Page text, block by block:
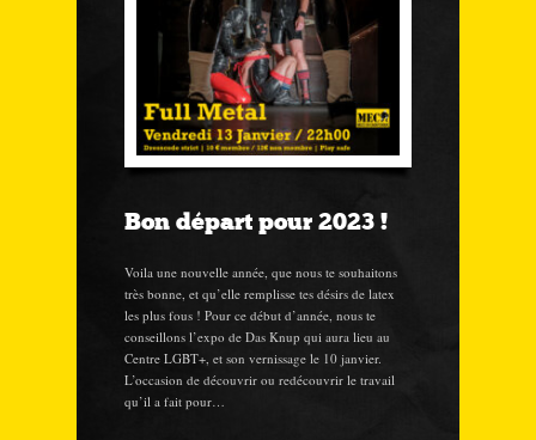
Bon départ pour 2023 !
Voila une nouvelle année, que nous te souhaitons
très bonne, et qu’elle remplisse tes désirs de latex
les plus fous ! Pour ce début d’année, nous te
conseillons l’expo de Das Knup qui aura lieu au
Centre LGBT+, et son vernissage le 10 janvier.
L’occasion de découvrir ou redécouvrir le travail
qu’il a fait pour…